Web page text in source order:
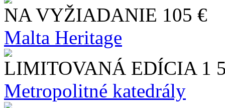
NA VYŽIADANIE 105 €
Malta Heritage
LIMITOVANÁ EDÍCIA 1
Metropolitné katedrály